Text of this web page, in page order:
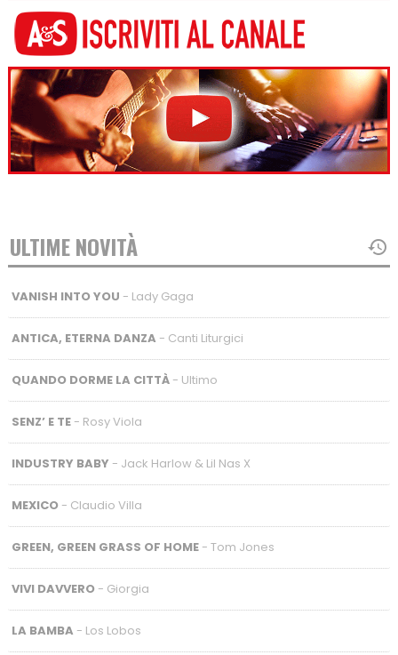
ULTIME NOVITÀ
VANISH INTO YOU - Lady Gaga
ANTICA, ETERNA DANZA - Canti Liturgici
QUANDO DORME LA CITTÀ- Ultimo
SENZ’ E TE- Rosy Viola
INDUSTRY BABY - Jack Harlow & Lil Nas X
MEXICO- Claudio Villa
GREEN, GREEN GRASS OF HOME- Tom Jones
VIVI DAVVERO- Giorgia
LA BAMBA - Los Lobos